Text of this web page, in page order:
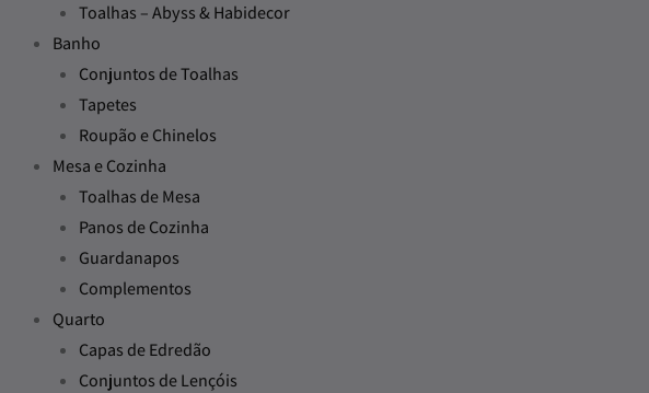
Toalhas – Abyss & Habidecor
Banho
Conjuntos de Toalhas
Tapetes
Roupão e Chinelos
Mesa e Cozinha
Toalhas de Mesa
Panos de Cozinha
Guardanapos
Complementos
Quarto
Capas de Edredão
Conjuntos de Lençóis